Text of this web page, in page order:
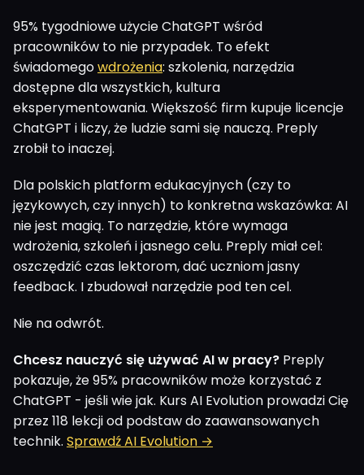
95% tygodniowe użycie ChatGPT wśród
pracowników to nie przypadek. To efekt
świadomegowdrożenia: szkolenia, narzędzia
dostępne dla wszystkich, kultura
eksperymentowania. Większość firm kupuje licencje
ChatGPT i liczy, że ludzie sami się nauczą. Preply
zrobił to inaczej.
Dla polskich platform edukacyjnych (czy to
językowych, czy innych) to konkretna wskazówka: AI
nie jest magią. To narzędzie, które wymaga
wdrożenia, szkoleń i jasnego celu. Preply miał cel:
oszczędzić czas lektorom, dać uczniom jasny
feedback. I zbudował narzędzie pod ten cel.
Nie na odwrót.
Chcesz nauczyć się używać AI w pracy? Preply
pokazuje, że 95% pracowników może korzystać z
ChatGPT - jeśli wie jak. Kurs AI Evolution prowadzi Cię
przez 118 lekcji od podstaw do zaawansowanych
technik. Sprawdź AI Evolution →